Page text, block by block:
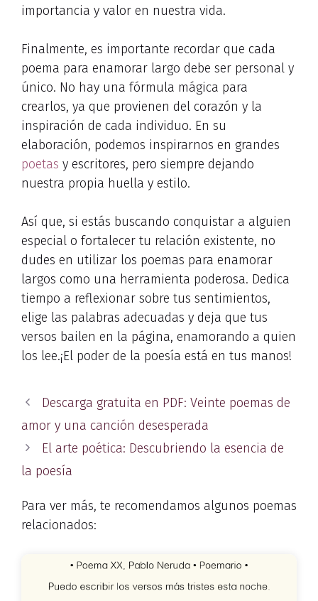
importancia y valor en nuestra vida.
Finalmente, es importante recordar que cada
poema para enamorar largo debe ser personal y
único. No hay una fórmula mágica para
crearlos, ya que provienen del corazón y la
inspiración de cada individuo. En su
elaboración, podemos inspirarnos en grandes
poetas y escritores, pero siempre dejando
nuestra propia huella y estilo.
Así que, si estás buscando conquistar a alguien
especial o fortalecer tu relación existente, no
dudes en utilizar los poemas para enamorar
largos como una herramienta poderosa. Dedica
tiempo a reflexionar sobre tus sentimientos,
elige las palabras adecuadas y deja que tus
versos bailen en la página, enamorando a quien
los lee.¡El poder de la poesía está en tus manos!
Descarga gratuita en PDF: Veinte poemas de
amor y una canción desesperada
El arte poética: Descubriendo la esencia de
la poesía
Para ver más, te recomendamos algunos poemas
relacionados: